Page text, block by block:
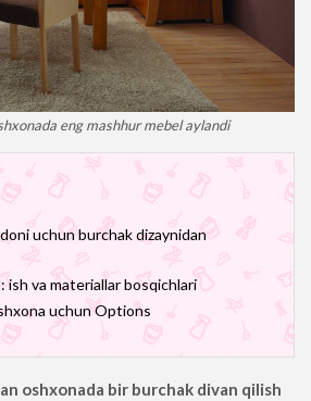
eng mashhur mebel aylandi
uchun burchak dizaynidan
ish va materiallar bosqichlari
uchun Options
oshxonada bir burchak divan qilish